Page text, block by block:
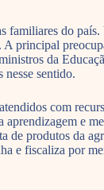
do
principal
da
sentido.
com
e
produtos da
e fiscaliza por